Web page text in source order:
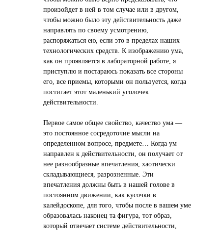
произойдет в ней в том случае или в другом,
чтобы можно было эту действительность даже
направлять по своему усмотрению,
распоряжаться ею, если это в пределах наших
технологических средств. К изображению ума,
как он проявляется в лабораторной работе, я
приступлю и постараюсь показать все стороны
его, все приемы, которыми он пользуется, когда
постигает этот маленький уголочек
действительности.
Первое самое общее свойство, качество ума —
это постоянное сосредоточие мысли на
определенном вопросе, предмете… Когда ум
направлен к действительности, он получает от
нее разнообразные впечатления, хаотически
складывающиеся, разрозненные. Эти
впечатления должны быть в нашей голове в
постоянном движении, как кусочки в
калейдоскопе, для того, чтобы после в вашем уме
образовалась наконец та фигура, тот образ,
который отвечает системе действительности,